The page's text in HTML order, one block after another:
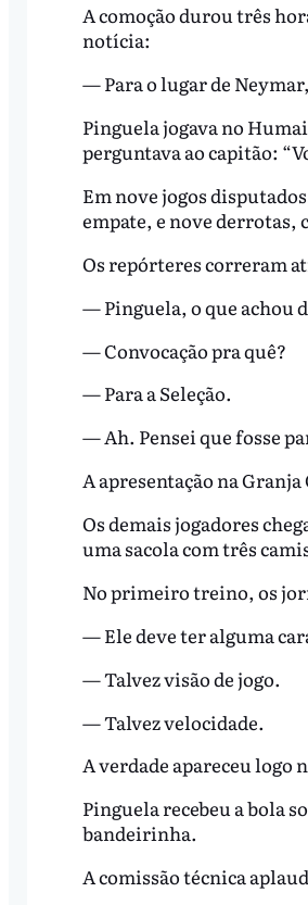
A comoção durou três
notícia:
— Para o lugar de
Pinguela jogava no
perguntava ao capitão:
Em nove jogos
empate, e nove derrotas,
Os repórteres correram
— Pinguela, o que achou
— Convocação pra quê?
— Para a Seleção.
— Ah. Pensei que fosse
A apresentação na
Os demais jogadores
uma sacola com três
No primeiro treino, os
— Ele deve ter alguma
— Talvez visão de jogo.
— Talvez velocidade.
A verdade apareceu
Pinguela recebeu a bola
bandeirinha.
A comissão técnica